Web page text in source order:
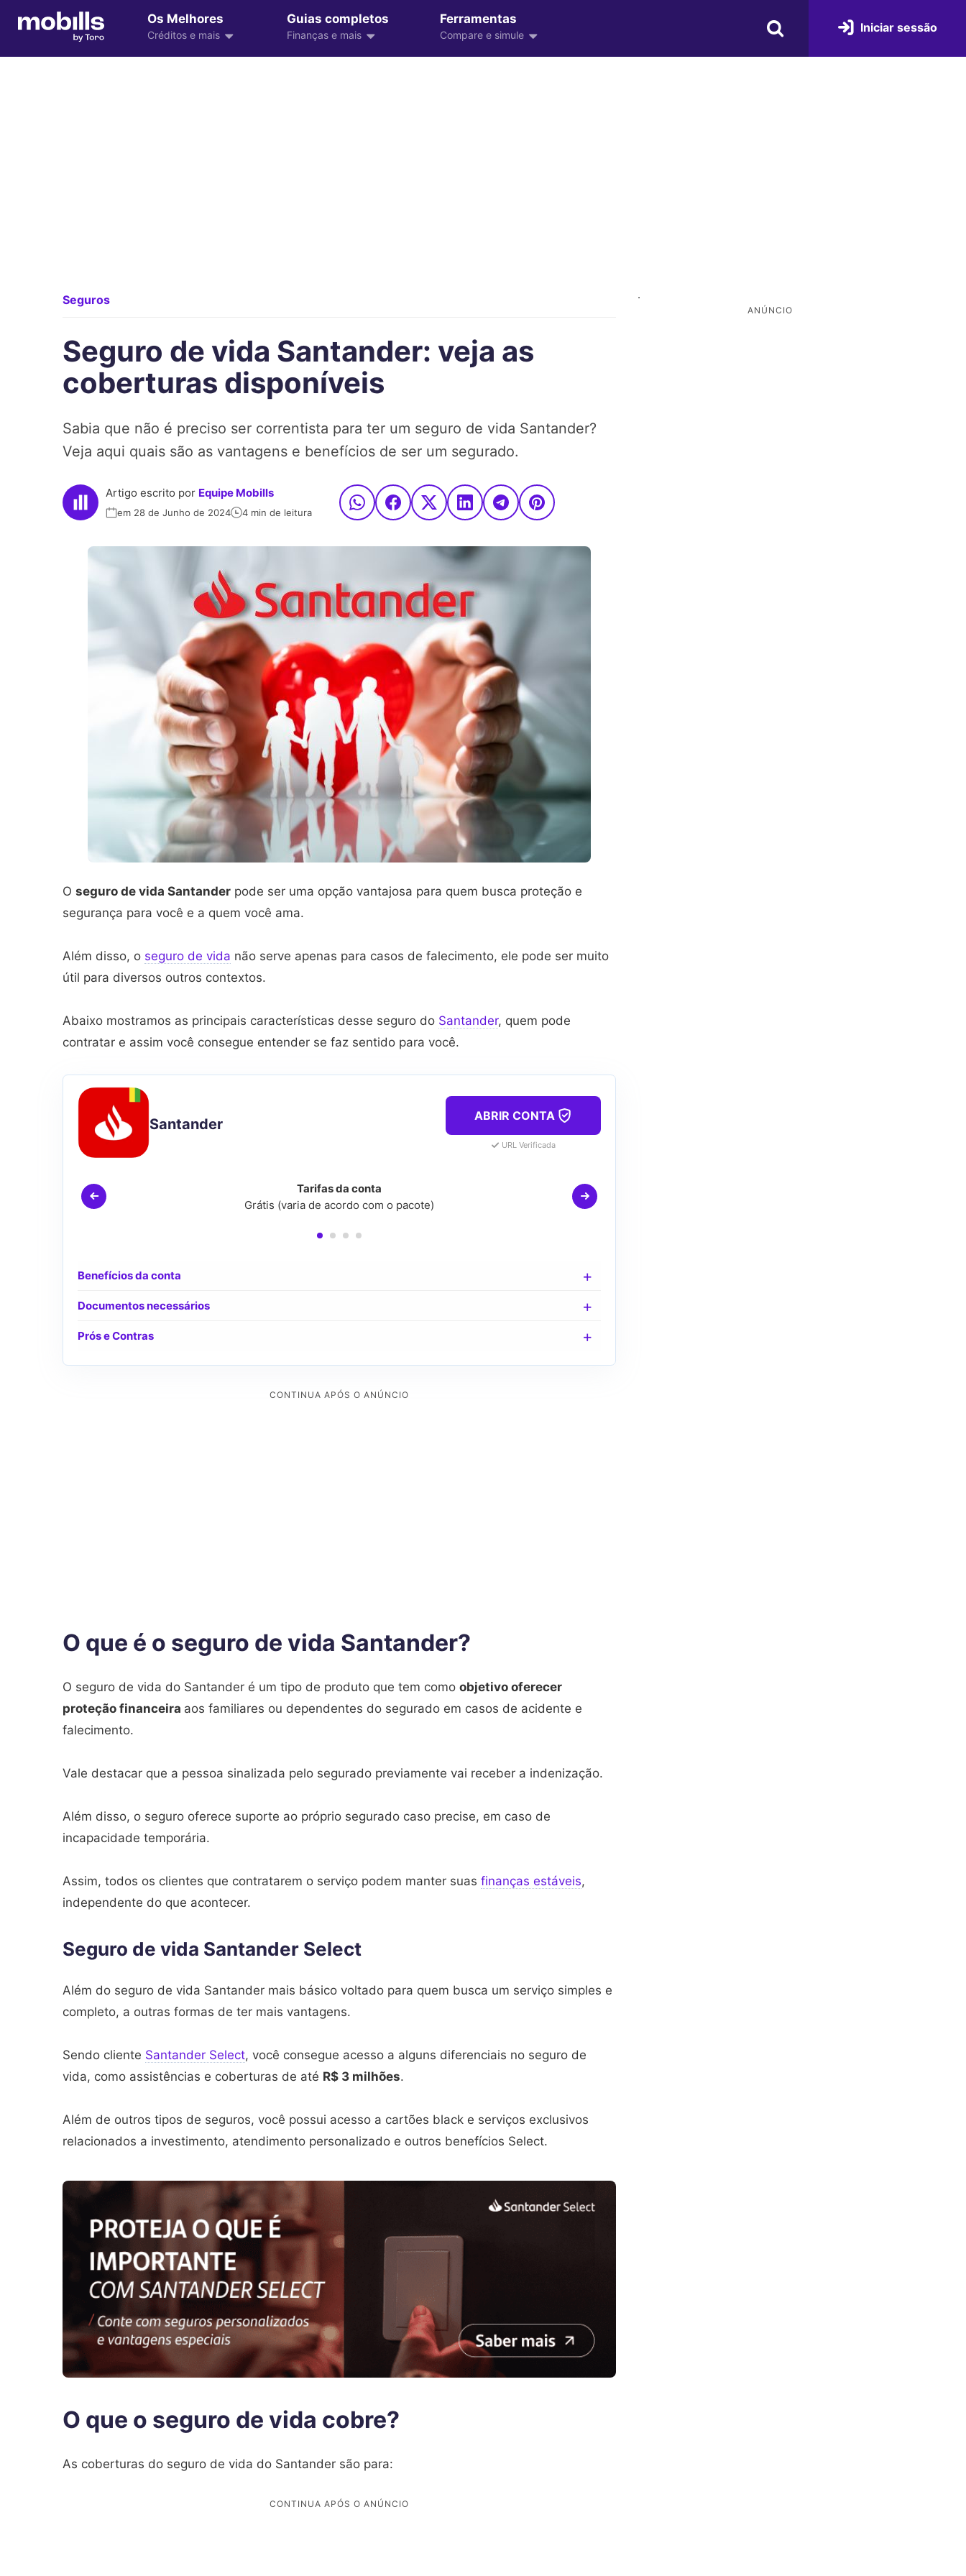
Os Melhores
Créditos e mais
Guias completos
Finanças e mais
Ferramentas
Compare e simule
Iniciar sessão
Seguros
Seguro de vida Santander: veja as
coberturas disponíveis
Sabia que não é preciso ser correntista para ter um seguro de vida Santander?
Veja aqui quais são as vantagens e benefícios de ser um segurado.
Artigo escrito por Equipe Mobills
em 28 de Junho de 2024 4 min de leitura
O seguro de vida Santander pode ser uma opção vantajosa para quem busca proteção e
segurança para você e a quem você ama.
Além disso, o seguro de vida não serve apenas para casos de falecimento, ele pode ser muito
útil para diversos outros contextos.
Abaixo mostramos as principais características desse seguro do Santander, quem pode
contratar e assim você consegue entender se faz sentido para você.
Santander
ABRIR CONTA
URL Verificada
Tarifas da conta
Grátis (varia de acordo com o pacote)
Benefícios da conta
Documentos necessários
Prós e Contras
O que é o seguro de vida Santander?
O seguro de vida do Santander é um tipo de produto que tem como objetivo oferecer
proteção financeira aos familiares ou dependentes do segurado em casos de acidente e
falecimento.
Vale destacar que a pessoa sinalizada pelo segurado previamente vai receber a indenização.
Além disso, o seguro oferece suporte ao próprio segurado caso precise, em caso de
incapacidade temporária.
Assim, todos os clientes que contratarem o serviço podem manter suas finanças estáveis,
independente do que acontecer.
Seguro de vida Santander Select
Além do seguro de vida Santander mais básico voltado para quem busca um serviço simples e
completo, a outras formas de ter mais vantagens.
Sendo cliente Santander Select, você consegue acesso a alguns diferenciais no seguro de
vida, como assistências e coberturas de até R$ 3 milhões.
Além de outros tipos de seguros, você possui acesso a cartões black e serviços exclusivos
relacionados a investimento, atendimento personalizado e outros benefícios Select.
O que o seguro de vida cobre?
As coberturas do seguro de vida do Santander são para:
.